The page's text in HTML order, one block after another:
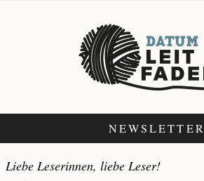
NEWSLETTER
Liebe Leserinnen, liebe Leser!